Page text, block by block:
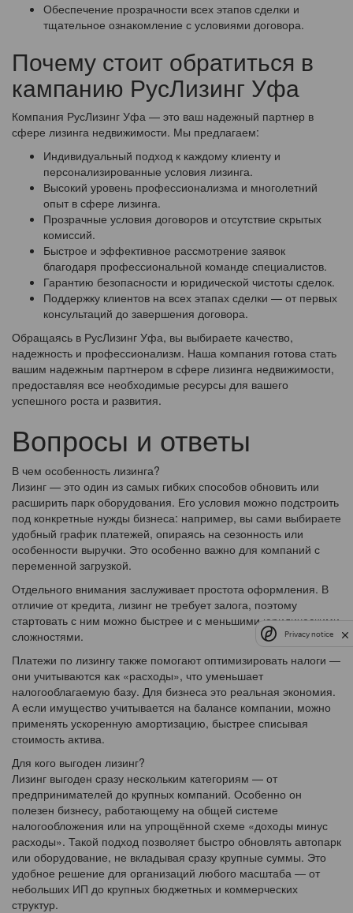
Обеспечение прозрачности всех этапов сделки и
тщательное ознакомление с условиями договора.
Почему стоит обратиться в
кампанию РусЛизинг Уфа
Компания РусЛизинг Уфа — это ваш надежный партнер в
сфере лизинга недвижимости. Мы предлагаем:
Индивидуальный подход к каждому клиенту и
персонализированные условия лизинга.
Высокий уровень профессионализма и многолетний
опыт в сфере лизинга.
Прозрачные условия договоров и отсутствие скрытых
комиссий.
Быстрое и эффективное рассмотрение заявок
благодаря профессиональной команде специалистов.
Гарантию безопасности и юридической чистоты сделок.
Поддержку клиентов на всех этапах сделки — от первых
консультаций до завершения договора.
Обращаясь в РусЛизинг Уфа, вы выбираете качество,
надежность и профессионализм. Наша компания готова стать
вашим надежным партнером в сфере лизинга недвижимости,
предоставляя все необходимые ресурсы для вашего
успешного роста и развития.
Вопросы и ответы
В чем особенность лизинга?
Лизинг — это один из самых гибких способов обновить или
расширить парк оборудования. Его условия можно подстроить
под конкретные нужды бизнеса: например, вы сами выбираете
удобный график платежей, опираясь на сезонность или
особенности выручки. Это особенно важно для компаний с
переменной загрузкой.
Отдельного внимания заслуживает простота оформления. В
отличие от кредита, лизинг не требует залога, поэтому
стартовать с ним можно быстрее и с меньшими юридическими
сложностями.
Платежи по лизингу также помогают оптимизировать налоги —
они учитываются как «расходы», что уменьшает
налогооблагаемую базу. Для бизнеса это реальная экономия.
А если имущество учитывается на балансе компании, можно
применять ускоренную амортизацию, быстрее списывая
стоимость актива.
Для кого выгоден лизинг?
Лизинг выгоден сразу нескольким категориям — от
предпринимателей до крупных компаний. Особенно он
полезен бизнесу, работающему на общей системе
налогообложения или на упрощённой схеме «доходы минус
расходы». Такой подход позволяет быстро обновлять автопарк
или оборудование, не вкладывая сразу крупные суммы. Это
удобное решение для организаций любого масштаба — от
небольших ИП до крупных бюджетных и коммерческих
структур.
Privacy notice